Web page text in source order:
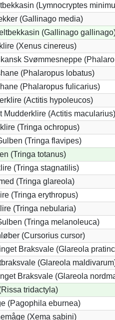
(Lymnocryptes
(Gallinago media)
(Gallinago
(Xenus cinereus)
Svømmesneppe
(Phalaropus lobatus)
(Phalaropus fulicarius)
(Actitis hypoleucos)
Mudderklire (Actitis macularius)
(Tringa ochropus)
(Tringa flavipes)
(Tringa totanus)
(Tringa stagnatilis)
(Tringa glareola)
(Tringa erythropus)
(Tringa nebularia)
(Tringa melanoleuca)
(Cursorius cursor)
Braksvale (Glareola
(Glareola
Braksvale (Glareola
tridactyla)
(Pagophila eburnea)
(Xema sabini)